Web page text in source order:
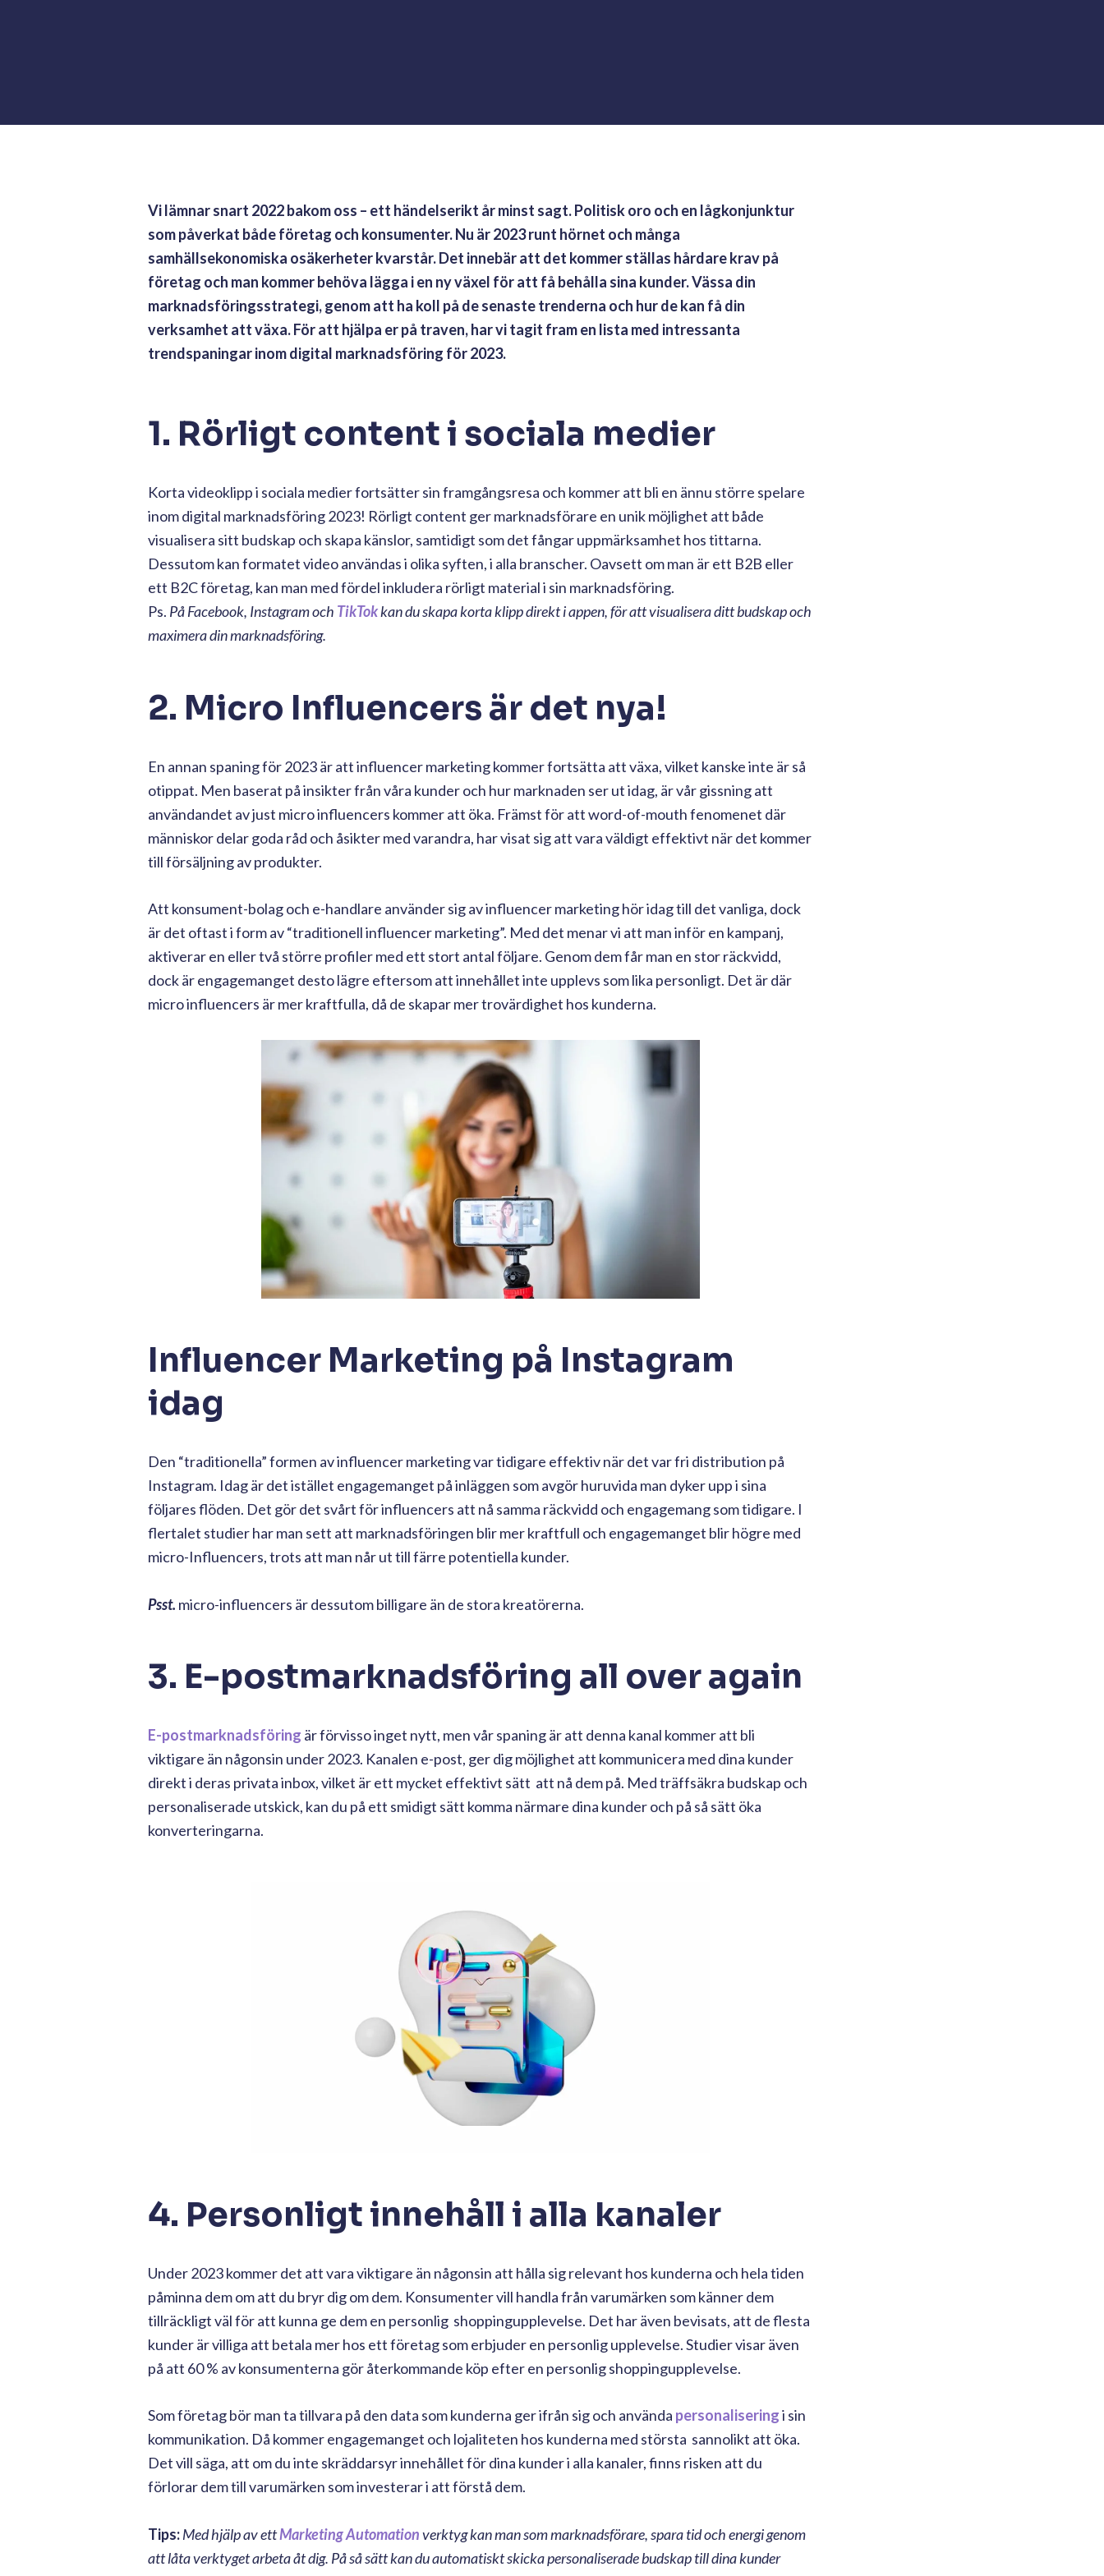
Vi lämnar snart 2022 bakom oss – ett händelserikt år minst sagt. Politisk oro och en lågkonjunktur
som påverkat både företag och konsumenter. Nu är 2023 runt hörnet och många
samhällsekonomiska osäkerheter kvarstår. Det innebär att det kommer ställas hårdare krav på
företag och man kommer behöva lägga i en ny växel för att få behålla sina kunder. Vässa din
marknadsföringsstrategi, genom att ha koll på de senaste trenderna och hur de kan få din
verksamhet att växa. För att hjälpa er på traven, har vi tagit fram en lista med intressanta
trendspaningar inom digital marknadsföring för 2023.
1. Rörligt content i sociala medier
Korta videoklipp i sociala medier fortsätter sin framgångsresa och kommer att bli en ännu större spelare
inom digital marknadsföring 2023! Rörligt content ger marknadsförare en unik möjlighet att både
visualisera sitt budskap och skapa känslor, samtidigt som det fångar uppmärksamhet hos tittarna.
Dessutom kan formatet video användas i olika syften, i alla branscher. Oavsett om man är ett B2B eller
ett B2C företag, kan man med fördel inkludera rörligt material i sin marknadsföring.
Ps. På Facebook, Instagram och TikTokkan du skapa korta klipp direkt i appen, för att visualisera ditt budskap och
maximera din marknadsföring.
2. Micro Influencers är det nya!
En annan spaning för 2023 är att influencer marketing kommer fortsätta att växa, vilket kanske inte är så
otippat. Men baserat på insikter från våra kunder och hur marknaden ser ut idag, är vår gissning att
användandet av just micro influencers kommer att öka. Främst för att word-of-mouth fenomenet där
människor delar goda råd och åsikter med varandra, har visat sig att vara väldigt effektivt när det kommer
till försäljning av produkter.
Att konsument-bolag och e-handlare använder sig av influencer marketing hör idag till det vanliga, dock
är det oftast i form av “traditionell influencer marketing”. Med det menar vi att man inför en kampanj,
aktiverar en eller två större profiler med ett stort antal följare. Genom dem får man en stor räckvidd,
dock är engagemanget desto lägre eftersom att innehållet inte upplevs som lika personligt. Det är där
micro influencers är mer kraftfulla, då de skapar mer trovärdighet hos kunderna.
Influencer Marketing på Instagram
idag
Den “traditionella” formen av influencer marketing var tidigare effektiv när det var fri distribution på
Instagram. Idag är det istället engagemanget på inläggen som avgör huruvida man dyker upp i sina
följares flöden. Det gör det svårt för influencers att nå samma räckvidd och engagemang som tidigare. I
flertalet studier har man sett att marknadsföringen blir mer kraftfull och engagemanget blir högre med
micro-Influencers, trots att man når ut till färre potentiella kunder.
Psst. micro-influencers är dessutom billigare än de stora kreatörerna.
3. E-postmarknadsföring all over again
E-postmarknadsföring är förvisso inget nytt, men vår spaning är att denna kanal kommer att bli
viktigare än någonsin under 2023. Kanalen e-post, ger dig möjlighet att kommunicera med dina kunder
direkt i deras privata inbox, vilket är ett mycket effektivt sätt att nå dem på. Med träffsäkra budskap och
personaliserade utskick, kan du på ett smidigt sätt komma närmare dina kunder och på så sätt öka
konverteringarna.
4. Personligt innehåll i alla kanaler
Under 2023 kommer det att vara viktigare än någonsin att hålla sig relevant hos kunderna och hela tiden
påminna dem om att du bryr dig om dem. Konsumenter vill handla från varumärken som känner dem
tillräckligt väl för att kunna ge dem en personlig shoppingupplevelse. Det har även bevisats, att de flesta
kunder är villiga att betala mer hos ett företag som erbjuder en personlig upplevelse. Studier visar även
på att 60 % av konsumenterna gör återkommande köp efter en personlig shoppingupplevelse.
Som företag bör man ta tillvara på den data som kunderna ger ifrån sig och använda personaliseringi sin
kommunikation. Då kommer engagemanget och lojaliteten hos kunderna med största sannolikt att öka.
Det vill säga, att om du inte skräddarsyr innehållet för dina kunder i alla kanaler, finns risken att du
förlorar dem till varumärken som investerar i att förstå dem.
Tips:Med hjälp av ettMarketing Automationverktyg kan man som marknadsförare, spara tid och energi genom
att låta verktyget arbeta åt dig. På så sätt kan du automatiskt skicka personaliserade budskap till dina kunder